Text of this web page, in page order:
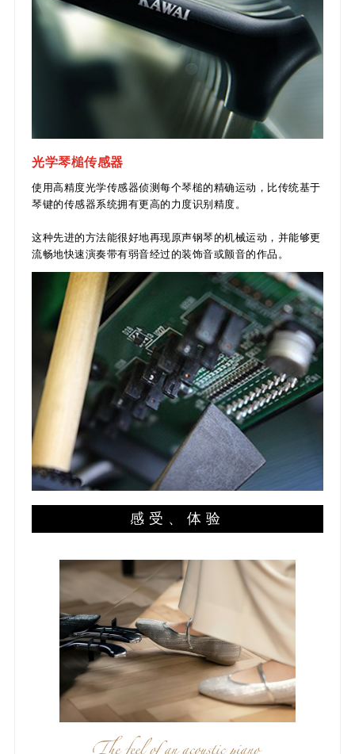
光学琴槌传感器
使用高精度光学传感器侦测每个琴槌的精确运动，比传统基于
琴键的传感器系统拥有更高的力度识别精度。
这种先进的方法能很好地再现原声钢琴的机械运动，并能够更
流畅地快速演奏带有弱音经过的装饰音或颤音的作品。
感受、体验